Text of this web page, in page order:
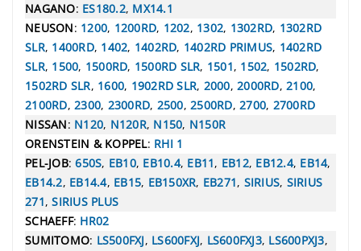
NAGANO: ES180.2, MX14.1
NEUSON: 1200, 1200RD, 1202, 1302, 1302RD, 1302RD
SLR, 1400RD, 1402, 1402RD, 1402RD PRIMUS, 1402RD
SLR, 1500, 1500RD, 1500RD SLR, 1501, 1502, 1502RD,
1502RD SLR, 1600, 1902RD SLR, 2000, 2000RD, 2100,
2100RD, 2300, 2300RD, 2500, 2500RD, 2700, 2700RD
NISSAN: N120, N120R, N150, N150R
ORENSTEIN & KOPPEL: RHI 1
PEL-JOB:650S, EB10, EB10.4, EB11, EB12, EB12.4, EB14,
EB14.2, EB14.4, EB15, EB150XR, EB271, SIRIUS, SIRIUS
271,SIRIUS PLUS
SCHAEFF: HR02
SUMITOMO: LS500FXJ, LS600FXJ, LS600FXJ3, LS600PXJ3,